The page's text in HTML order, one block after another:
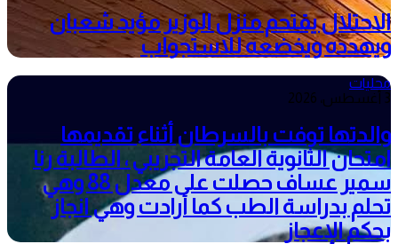
الاحتلال يقتحم منزل الوزير مؤيد شعبان
ويهدده ويخضعه للاستجواب
محليات
3 أغسطس، 2026
والدتها توفت بالسرطان أثناء تقديمها
امتحان الثانوية العامة التجريبي ، الطالبة رنا
سمير عساف حصلت على معدل 88 وهي
تحلم بدراسة الطب كما أرادت وهي انجاز
بحكم الإعجاز